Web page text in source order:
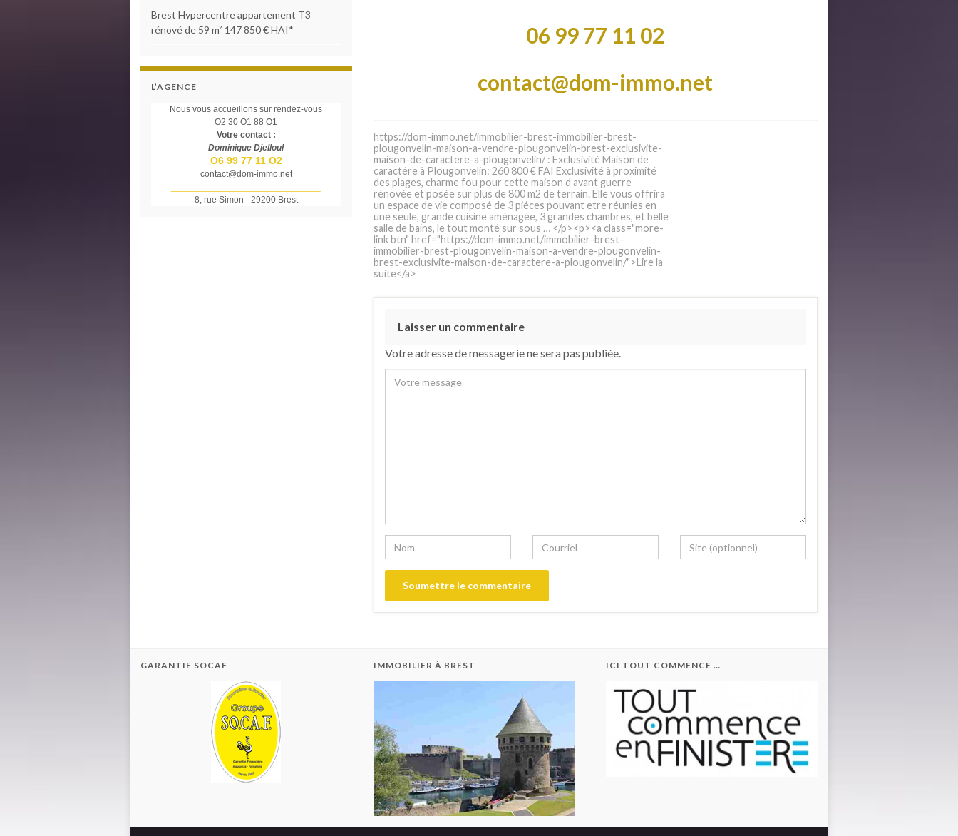
06 99 77 11 02
contact@dom-immo.net
https://dom-immo.net/immobilier-brest-immobilier-brest-
plougonvelin-maison-a-vendre-plougonvelin-brest-exclusivite-
maison-de-caractere-a-plougonvelin/ : Exclusivité Maison de
caractére à Plougonvelin: 260 800 € FAI Exclusivité à proximité
des plages, charme fou pour cette maison d’avant guerre
rénovée et posée sur plus de 800 m2 de terrain. Elle vous offrira
un espace de vie composé de 3 piéces pouvant etre réunies en
une seule, grande cuisine aménagée, 3 grandes chambres, et belle
salle de bains, le tout monté sur sous … </p><p><a class="more-
link btn" href="https://dom-immo.net/immobilier-brest-
immobilier-brest-plougonvelin-maison-a-vendre-plougonvelin-
brest-exclusivite-maison-de-caractere-a-plougonvelin/">Lire la
suite</a>
Laisser un commentaire
Votre adresse de messagerie ne sera pas publiée.
Brest Hypercentre appartement T3
rénové de 59 m² 147 850 € HAI*
L’AGENCE
Nous vous accueillons sur rendez-vous
O2 30 O1 88 O1
Votre contact :
Dominique Djelloul
O6 99 77 11 O2
contact@dom-immo.net
8, rue Simon - 29200 Brest
GARANTIE SOCAF IMMOBILIER À BREST ICI TOUT COMMENCE …